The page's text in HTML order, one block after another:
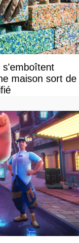
s'emboîtent
maison sort de